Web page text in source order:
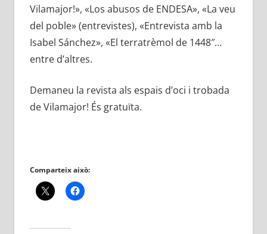
Vilamajor!», «Los abusos de ENDESA», «La veu
del poble» (entrevistes), «Entrevista amb la
Isabel Sánchez», «El terratrèmol de 1448″…
entre d’altres.
Demaneu la revista als espais d’oci i trobada
de Vilamajor! És gratuïta.
Comparteix això: